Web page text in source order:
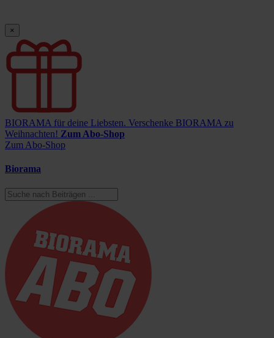
×
BIORAMA für deine Liebsten. Verschenke BIORAMA zu
Weihnachten! Zum Abo-Shop
Zum Abo-Shop
Biorama